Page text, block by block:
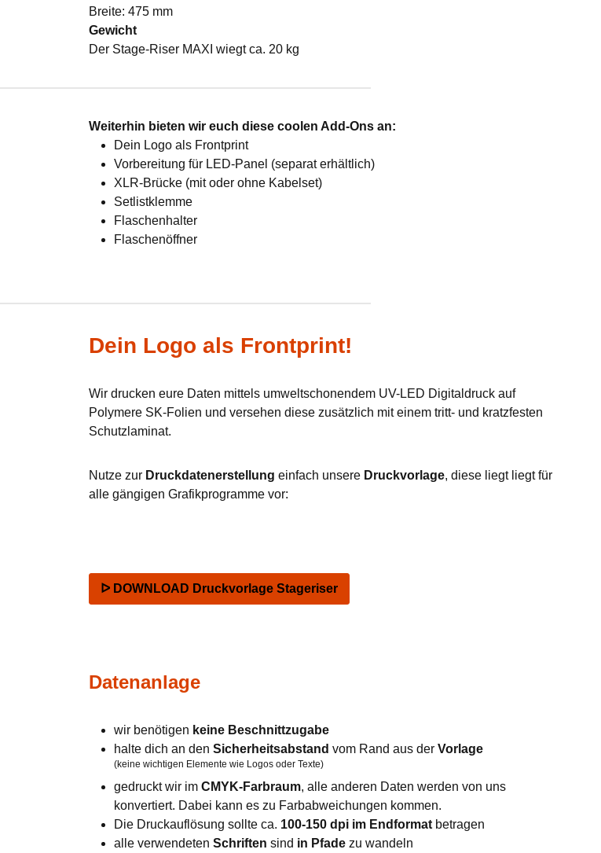
Breite: 475 mm
Gewicht
Der Stage-Riser MAXI wiegt ca. 20 kg
Weiterhin bieten wir euch diese coolen Add-Ons an:
Dein Logo als Frontprint
Vorbereitung für LED-Panel (separat erhältlich)
XLR-Brücke (mit oder ohne Kabelset)
Setlistklemme
Flaschenhalter
Flaschenöffner
Dein Logo als Frontprint!
Wir drucken eure Daten mittels umweltschonendem UV-LED Digitaldruck auf
Polymere SK-Folien und versehen diese zusätzlich mit einem tritt- und kratzfesten
Schutzlaminat.
Nutze zur Druckdatenerstellung einfach unsere Druckvorlage, diese liegt liegt für
alle gängigen Grafikprogramme vor:
ᐅ DOWNLOAD Druckvorlage Stageriser
Datenanlage
wir benötigen keine Beschnittzugabe
halte dich an den Sicherheitsabstand vom Rand aus der Vorlage
(keine wichtigen Elemente wie Logos oder Texte)
gedruckt wir im CMYK-Farbraum, alle anderen Daten werden von uns
konvertiert. Dabei kann es zu Farbabweichungen kommen.
Die Druckauflösung sollte ca. 100-150 dpi im Endformat betragen
alle verwendeten Schriften sind in Pfade zu wandeln